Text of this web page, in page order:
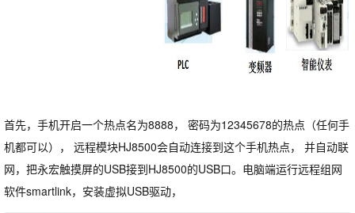
首先，手机开启一个热点名为8888， 密码为12345678的热点（任何手
机都可以）， 远程模块HJ8500会自动连接到这个手机热点， 并自动联
网，把永宏触摸屏的USB接到HJ8500的USB口。电脑端运行远程组网
软件smartlink，安装虚拟USB驱动，